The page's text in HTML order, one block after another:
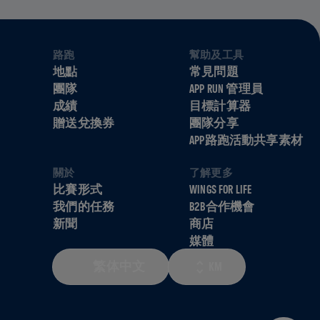
路跑
地點
團隊
成績
贈送兌換券
幫助及工具
常見問題
APP RUN 管理員
目標計算器
團隊分享
APP路跑活動共享素材
關於
比賽形式
我們的任務
新聞
了解更多
WINGS FOR LIFE
B2B合作機會
商店
媒體